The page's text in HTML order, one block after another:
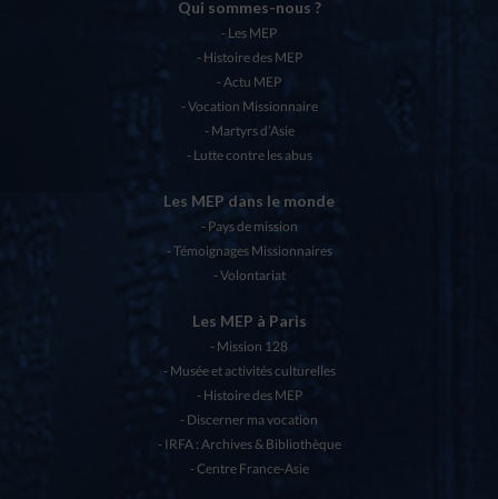
Qui sommes-nous ?
Les MEP
Histoire des MEP
Actu MEP
Vocation Missionnaire
Martyrs d’Asie
Lutte contre les abus
Les MEP dans le monde
Pays de mission
Témoignages Missionnaires
Volontariat
Les MEP à Paris
Mission 128
Musée et activités culturelles
Histoire des MEP
Discerner ma vocation
IRFA : Archives & Bibliothèque
Centre France-Asie